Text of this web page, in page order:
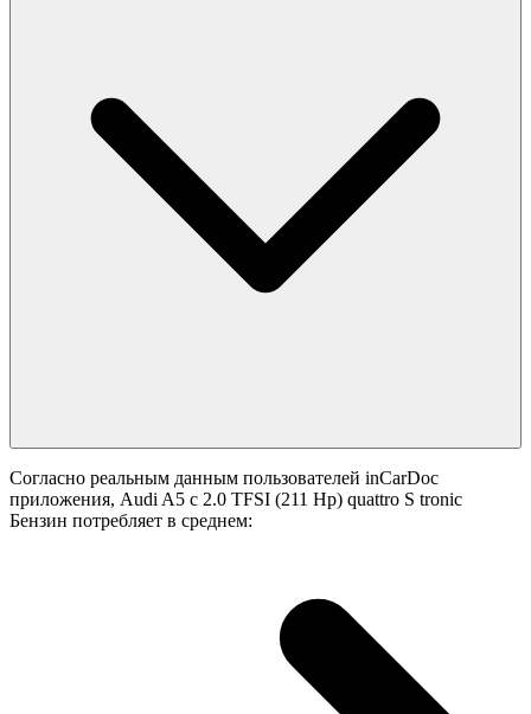
Согласно реальным данным пользователей inCarDoc
приложения, Audi A5 с 2.0 TFSI (211 Hp) quattro S tronic
Бензин потребляет в среднем: